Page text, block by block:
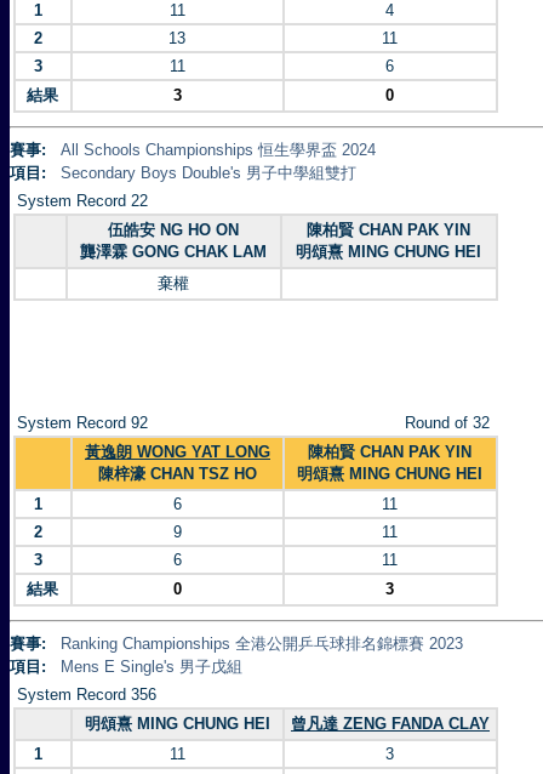
1
11
4
2
13
11
3
11
6
結果
3 0
賽事:
All Schools Championships 恒生學界盃 2024
項目:
Secondary Boys Double's 男子中學組雙打
System Record 22
伍皓安 NG HO ON
龔澤霖 GONG CHAK LAM
陳柏賢 CHAN PAK YIN
明頌熹 MING CHUNG HEI
棄權
System Record 92
Round of 32
黃逸朗 WONG YAT LONG
陳梓濠 CHAN TSZ HO
陳柏賢 CHAN PAK YIN
明頌熹 MING CHUNG HEI
1
6
11
2
9
11
3
6
11
結果
0 3
賽事:
Ranking Championships 全港公開乒乓球排名錦標賽 2023
項目:
Mens E Single's 男子戊組
System Record 356
明頌熹 MING CHUNG HEI
曾凡達 ZENG FANDA CLAY
1
11
3